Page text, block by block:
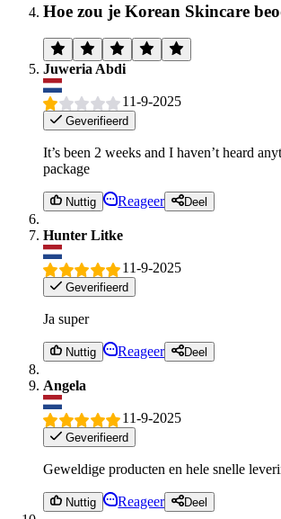
Hoe zou je Korean Skincare
Juweria Abdi
11-9-2025
Geverifieerd
It’s been 2 weeks and I haven’t heard
package
Nuttig Reageer Deel
Hunter Litke
11-9-2025
Geverifieerd
Ja super
Nuttig Reageer Deel
Angela
11-9-2025
Geverifieerd
Geweldige producten en hele snelle
Nuttig Reageer Deel